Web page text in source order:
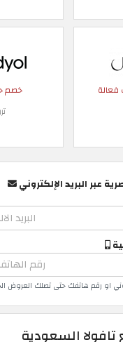
خصم
عبر البريد الإلكتروني
او رقم هاتفك حتى تصلك العروض
السعودية